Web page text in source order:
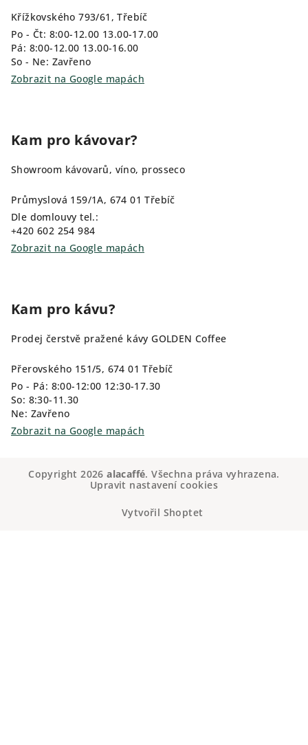
Křížkovského 793/61, Třebíč
Po - Čt: 8:00-12.00 13.00-17.00
Pá: 8:00-12.00 13.00-16.00
So - Ne: Zavřeno
Zobrazit na Google mapách
Kam pro kávovar?
Showroom kávovarů, víno, prosseco
Průmyslová 159/1A, 674 01 Třebíč
Dle domlouvy tel.:
+420 602 254 984
Zobrazit na Google mapách
Kam pro kávu?
Prodej čerstvě pražené kávy GOLDEN Coffee
Přerovského 151/5, 674 01 Třebíč
Po - Pá: 8:00-12:00 12:30-17.30
So: 8:30-11.30
Ne: Zavřeno
Zobrazit na Google mapách
Copyright 2026alacaffé. Všechna práva vyhrazena.
Upravit nastavení cookies
Vytvořil Shoptet